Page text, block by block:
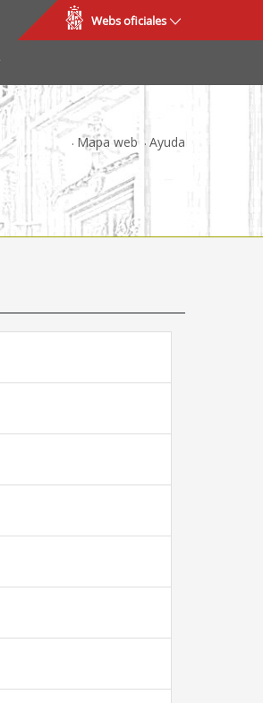
Webs oficiales
Mapa web Ayuda